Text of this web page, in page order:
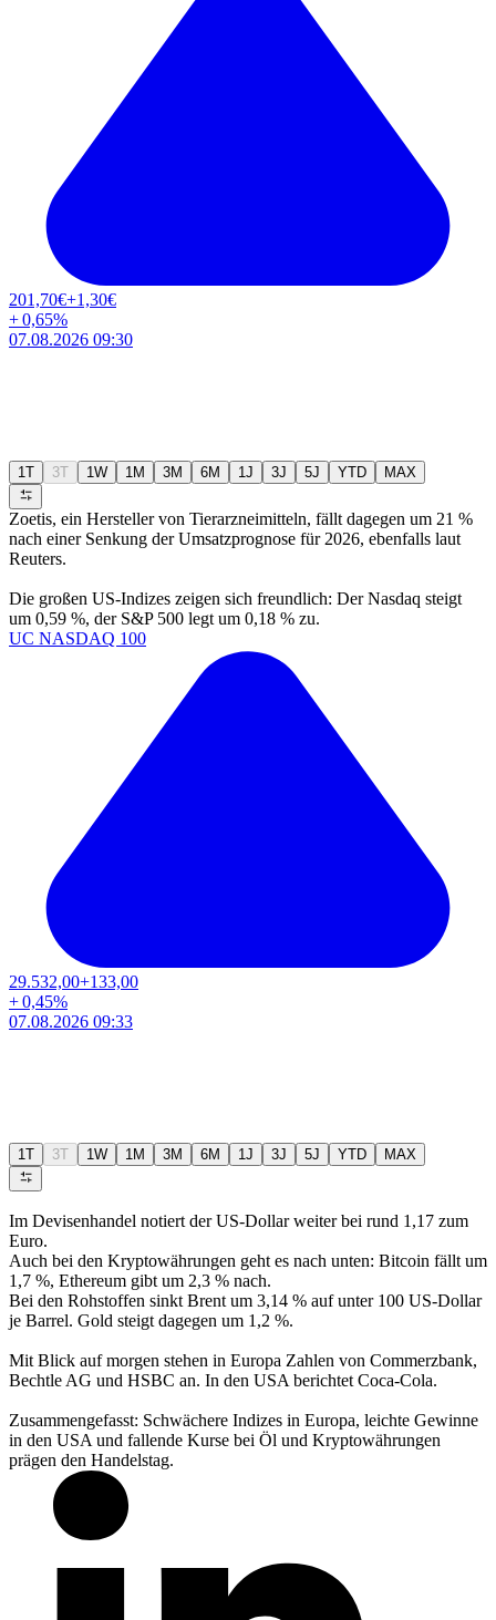
201,70€+1,30€
+0,65%
07.08.2026 09:30
1T 3T 1W 1M 3M 6M 1J 3J 5J YTD MAX
Zoetis, ein Hersteller von Tierarzneimitteln, fällt dagegen um 21 %
nach einer Senkung der Umsatzprognose für 2026, ebenfalls laut
Reuters.
Die großen US-Indizes zeigen sich freundlich: Der Nasdaq steigt
um 0,59 %, der S&P 500 legt um 0,18 % zu.
UC NASDAQ 100
29.532,00+133,00
+0,45%
07.08.2026 09:33
1T 3T 1W 1M 3M 6M 1J 3J 5J YTD MAX
Im Devisenhandel notiert der US-Dollar weiter bei rund 1,17 zum
Euro.
Auch bei den Kryptowährungen geht es nach unten: Bitcoin fällt um
1,7 %, Ethereum gibt um 2,3 % nach.
Bei den Rohstoffen sinkt Brent um 3,14 % auf unter 100 US-Dollar
je Barrel. Gold steigt dagegen um 1,2 %.
Mit Blick auf morgen stehen in Europa Zahlen von Commerzbank,
Bechtle AG und HSBC an. In den USA berichtet Coca-Cola.
Zusammengefasst: Schwächere Indizes in Europa, leichte Gewinne
in den USA und fallende Kurse bei Öl und Kryptowährungen
prägen den Handelstag.